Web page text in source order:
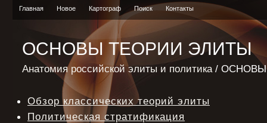
Главная Новое Картограф Поиск Контакты
ОСНОВЫ ТЕОРИИ ЭЛИТЫ
Анатомия российской элиты и политика/ ОСНОВЫ
Обзор классических теорий элиты
Политическая стратификация